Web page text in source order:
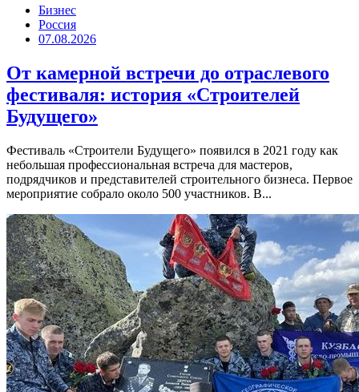
Бизнес
Россия
07.08.2026
От камерной встречи до отраслевого
фестиваля: история «Строителей
Будущего»
Фестиваль «Строители Будущего» появился в 2021 году как
небольшая профессиональная встреча для мастеров,
подрядчиков и представителей строительного бизнеса. Первое
мероприятие собрало около 500 участников. В...